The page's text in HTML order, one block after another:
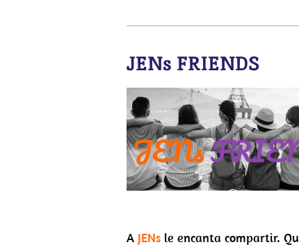
JENs FRIENDS
A JENs le encanta compartir.